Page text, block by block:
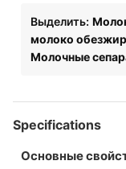
Выделить:
молоко
Молочные
Specifications
Основные